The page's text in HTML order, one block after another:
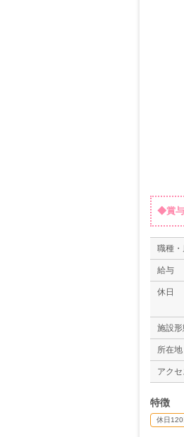
◆賞与
職種
給与
休日
施設
所在地
アクセ
特徴
休日120